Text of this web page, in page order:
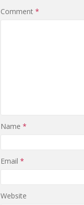
Comment *
Name *
Email *
Website